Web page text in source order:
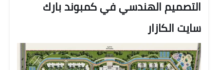
التصميم الهندسي في كمبوند بارك
سايت الكازار